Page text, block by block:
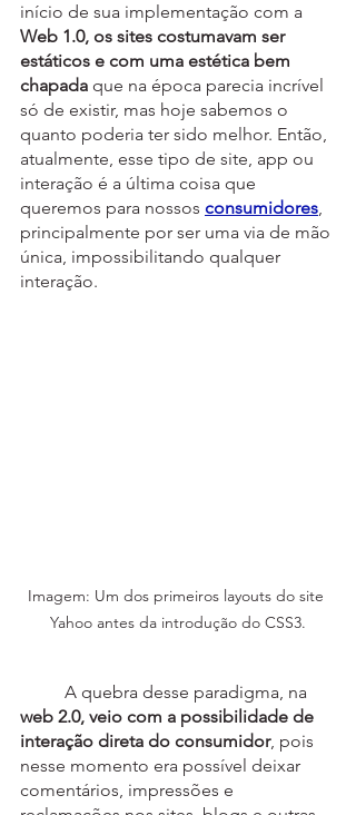
início de sua implementação com a
Web 1.0, os sites costumavam ser
estáticos e com uma estética bem
chapada que na época parecia incrível
só de existir, mas hoje sabemos o
quanto poderia ter sido melhor. Então,
atualmente, esse tipo de site, app ou
interação é a última coisa que
queremos para nossos consumidores,
principalmente por ser uma via de mão
única, impossibilitando qualquer
interação.
Imagem: Um dos primeiros layouts do site
Yahoo antes da introdução do CSS3.
	A quebra desse paradigma, na
web 2.0, veio com a possibilidade de
interação direta do consumidor, pois
nesse momento era possível deixar
comentários, impressões e